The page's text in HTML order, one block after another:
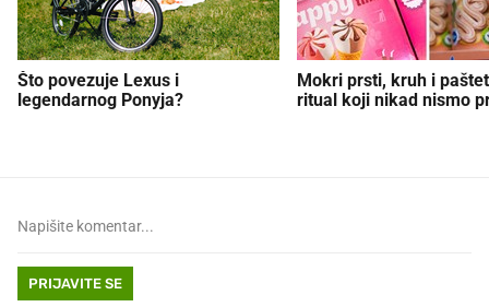
Što povezuje Lexus i
legendarnog Ponyja?
Mokri prsti, kruh i
ritual koji nikad nismo
PRIJAVITE SE